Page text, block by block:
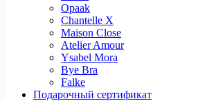
Opaak
Chantelle X
Maison Close
Atelier Amour
Ysabel Mora
Bye Bra
Falke
Подарочный сертификат